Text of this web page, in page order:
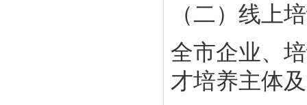
（二）线上
全市企业、
才培养主体